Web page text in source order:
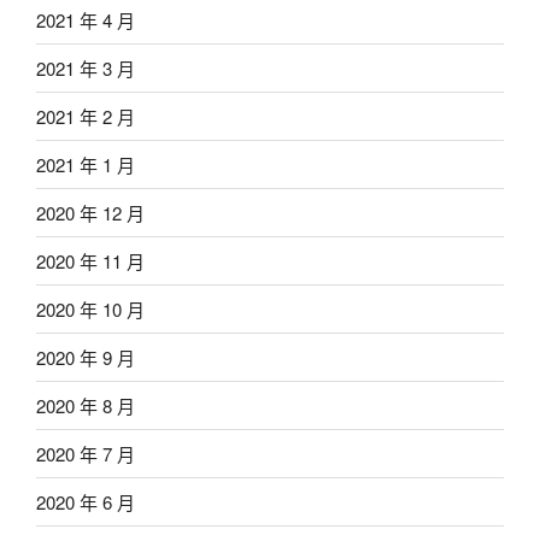
2021 年 4 月
2021 年 3 月
2021 年 2 月
2021 年 1 月
2020 年 12 月
2020 年 11 月
2020 年 10 月
2020 年 9 月
2020 年 8 月
2020 年 7 月
2020 年 6 月